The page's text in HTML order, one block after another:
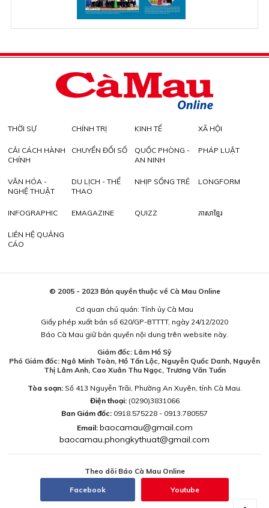
THỜI SỰ CHÍNH TRỊ KINH TẾ XÃ HỘI
CẢI CÁCH HÀNH
CHÍNH
CHUYỂN ĐỔI SỐ
QUỐC PHÒNG -
AN NINH
PHÁP LUẬT
VĂN HÓA -
NGHỆ THUẬT
DU LỊCH - THỂ
THAO
NHỊP SỐNG TRẺ LONGFORM
INFOGRAPHIC EMAGAZINE QUIZZ ភាសាខ្មែរ
LIÊN HỆ QUẢNG
CÁO
© 2005 - 2023 Bản quyền thuộc về Cà Mau Online
Cơ quan chủ quản: Tỉnh ủy Cà Mau
Giấy phép xuất bản số 620/GP-BTTTT, ngày 24/12/2020
Báo Cà Mau giữ bản quyền nội dung trên website này.
Giám đốc: Lâm Hồ Sỹ
Phó Giám đốc: Ngô Minh Toàn, Hồ Tấn Lộc, Nguyễn Quốc Danh, Nguyễn
Thị Lâm Anh, Cao Xuân Thu Ngọc, Trương Văn Tuấn
Tòa soạn:Số 413 Nguyễn Trãi, Phường An Xuyên, tỉnh Cà Mau.
Điện thoại: (0290)3831066
Ban Giám đốc: 0918.575228 - 0913.780557
Email: baocamau@gmail.com
baocamau.phongkythuat@gmail.com
Theo dõi Báo Cà Mau Online
Facebook Youtube